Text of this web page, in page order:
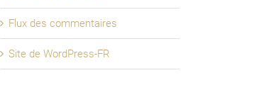
Flux des commentaires
Site de WordPress-FR